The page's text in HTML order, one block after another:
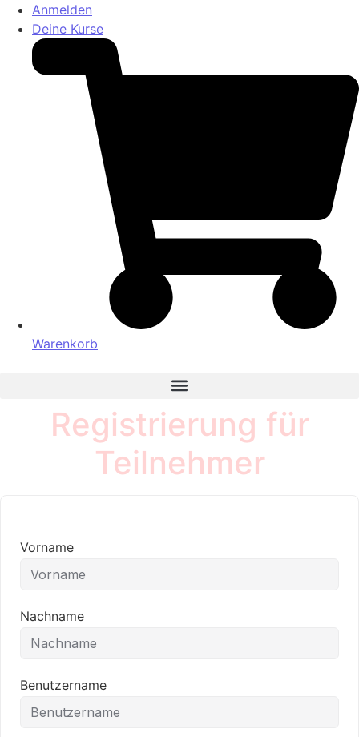
Anmelden
Deine Kurse
Warenkorb
Registrierung für
Teilnehmer
Vorname
Nachname
Benutzername